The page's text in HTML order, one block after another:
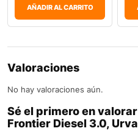
AÑADIR AL CARRITO
Valoraciones
No hay valoraciones aún.
Sé el primero en
Frontier Diesel 3.0,